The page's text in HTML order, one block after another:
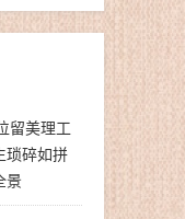
留美理工
琐碎如拼
景